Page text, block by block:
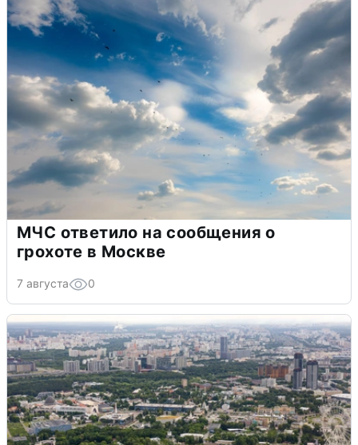
МЧС ответило на сообщения о
грохоте в Москве
7 августа 0